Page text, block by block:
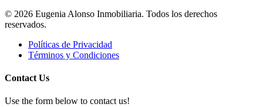
© 2026 Eugenia Alonso Inmobiliaria. Todos los derechos
reservados.
Políticas de Privacidad
Términos y Condiciones
Contact Us
Use the form below to contact us!